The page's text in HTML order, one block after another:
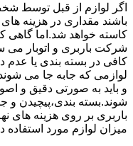
اگر لوازم از قبل توسط
باشند مقداری در هزینه های
کاسته خواهد شد.اما گاهی
شرکت باربری و اتوبار می
کافی در بسته بندی یا
لوازمی که جابه جا می
و باید به صورتی دقیق و
شوند.بسته بندی،پیچیدن
باربری بر روی هزینه های
میزان لوازم مورد استفاده